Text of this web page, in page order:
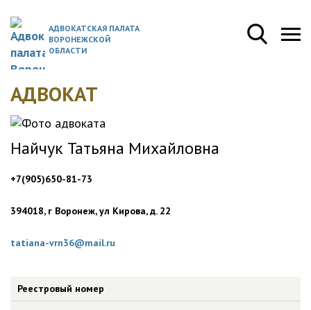
АДВОКАТСКАЯ ПАЛАТА
ВОРОНЕЖСКОЙ
ОБЛАСТИ
АДВОКАТ
Найчук Татьяна Михайловна
+7(905)650-81-73
394018, г Воронеж, ул Кирова, д. 22
tatiana-vrn36@mail.ru
Реестровый номер